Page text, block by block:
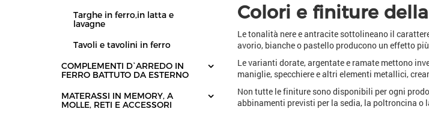
Colori e finiture
Le tonalità nere e antracite sottolineano il
avorio, bianche o pastello producono un effetto
Le varianti dorate, argentate e ramate mettono
maniglie, specchiere e altri elementi metallici,
Non tutte le finiture sono disponibili per ogni
abbinamenti previsti per la sedia, la poltroncina o
Targhe in ferro,in latta e
lavagne
Tavoli e tavolini in ferro
COMPLEMENTI D`ARREDO IN
FERRO BATTUTO DA ESTERNO
MATERASSI IN MEMORY, A
MOLLE, RETI E ACCESSORI